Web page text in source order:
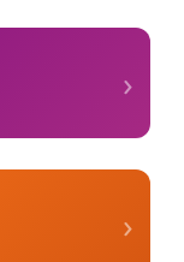
›
›